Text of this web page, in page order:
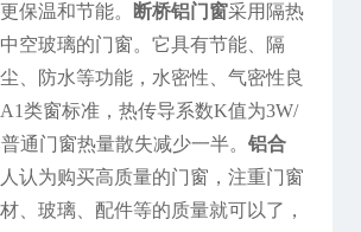
保温和节能。
断桥铝门窗采用隔热
空玻璃的门窗。它具有节能、隔
、防水等功能，水密性、气密性良
类窗标准，热传导系数K值为3W/
通门窗热量散失减少一半。 铝合
认为购买高质量的门窗，注重门窗
、玻璃、配件等的质量就可以了，